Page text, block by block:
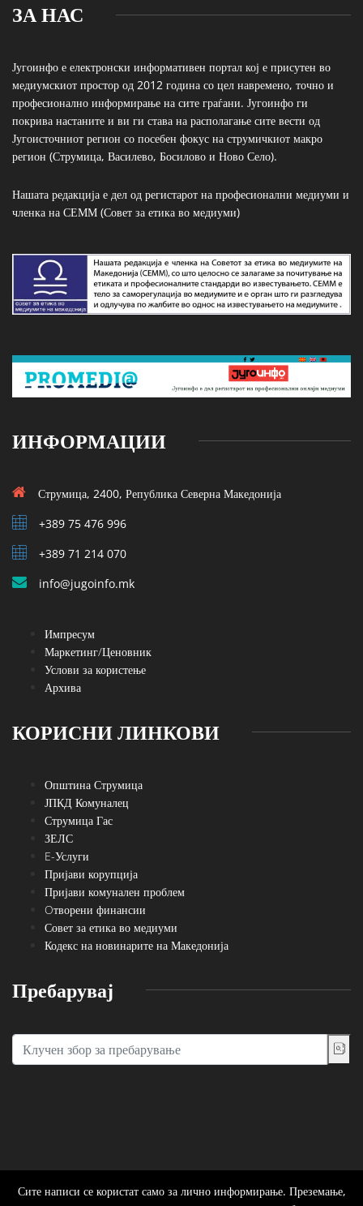
ЗА НАС
Југоинфо е електронски информативен портал кој е присутен во
медиумскиот простор од 2012 година со цел навремено, точно и
професионално информирање на сите граѓани. Југоинфо ги
покрива настаните и ви ги става на располагање сите вести од
Југоисточниот регион со посебен фокус на струмичкиот макро
регион (Струмица, Василево, Босилово и Ново Село).
Нашата редакција е дел од регистарот на професионални медиуми и
членка на СЕММ (Совет за етика во медиуми)
ИНФОРМАЦИИ
Струмица, 2400, Република Северна Македонија
+389 75 476 996
+389 71 214 070
info@jugoinfo.mk
Импресум
Маркетинг/Ценовник
Услови за користење
Архива
КОРИСНИ ЛИНКОВИ
Општина Струмица
ЈПКД Комуналец
Струмица Гас
ЗЕЛС
E-Услуги
Пријави корупција
Пријави комунален проблем
Oтворени финансии
Совет за етика во медиуми
Кодекс на новинарите на Македонија
Пребарувај
Сите написи се користат само за лично информирање. Преземање,